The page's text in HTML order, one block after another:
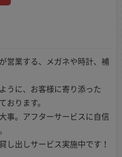
営業する、メガネや時計、補
うに、お客様に寄り添った
おります。
事。アフターサービスに自信
し出しサービス実施中です！